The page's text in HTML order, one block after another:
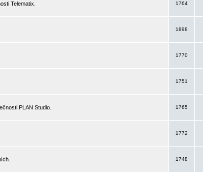
Telematix.
1764
1898
1770
1751
PLAN Studio.
1765
1772
1748